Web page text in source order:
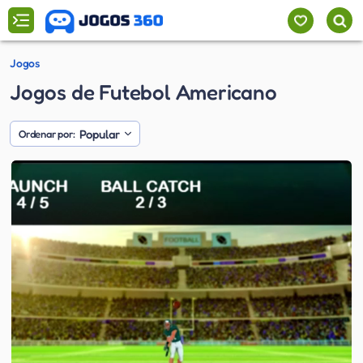
Jogos
Jogos de Futebol Americano
Ordenar por: Popular